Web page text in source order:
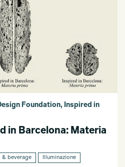
Foundation, Inspired in
in Barcelona: Materia
& beverage Illuminazione